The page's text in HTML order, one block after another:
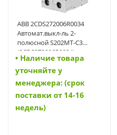
ABB 2CDS272006R0034
Автомат.выкл-ль 2-
полюсной S202MT-C3
(2CDS272006R0034)
• Наличие товара
уточняйте у
менеджера: (срок
поставки от 14-16
недель)